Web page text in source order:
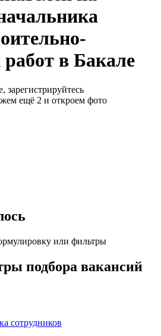
в Бакале
зарегистрируйтесь
ещё 2 и откроем фото
или фильтры
подбора вакансий
сотрудников